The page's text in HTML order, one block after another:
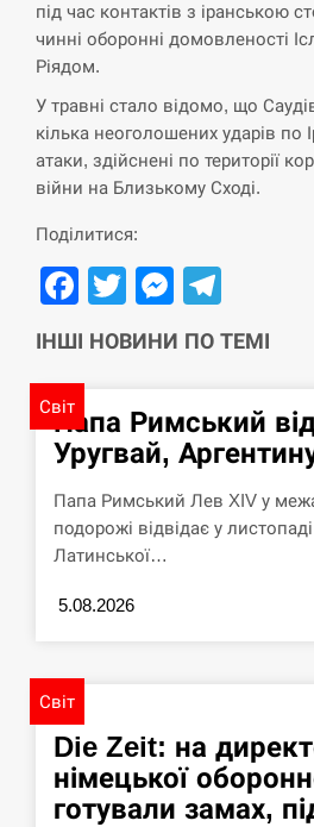
під час контактів з іранською
чинні оборонні домовленості
Ріядом.
У травні стало відомо, що
кілька неоголошених ударів по
атаки, здійснені по території
війни на Близькому Сході.
Поділитися:
Facebook
Twitter
ІНШІ НОВИНИ ПО ТЕМІ
Світ
Папа Римський
Уругвай,
Папа Римський Лев XIV у
подорожі відвідає у
Латинської…
5.08.2026
Світ
Die Zeit: на
німецької
готували замах,